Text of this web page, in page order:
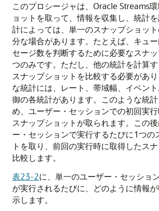
このプロシージャは、Oracle Streams
ョットを取って、情報を収集し、統計
計によっては、単一のスナップショッ
分な場合があります。たとえば、キュ
セージ数を判断するために必要なスナ
つのみです。ただし、他の統計を計算
スナップショットを比較する必要があ
な統計には、レート、帯域幅、イベン
御の各統計があります。このような統
め、ユーザー・セッションでの初回実
スナップショットが取られます。この
ー・セッションで実行するたびに1つの
トを取り、前回の実行時に取得したス
比較します。
表23-2に、単一のユーザー・セッショ
が実行されるたびに、どのように情報
示します。